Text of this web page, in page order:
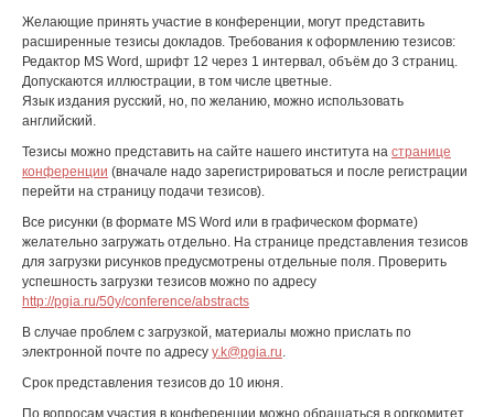
Желающие принять участие в конференции, могут представить
расширенные тезисы докладов. Требования к оформлению тезисов:
Редактор MS Word, шрифт 12 через 1 интервал, объём до 3 страниц.
Допускаются иллюстрации, в том числе цветные.
Язык издания русский, но, по желанию, можно использовать
английский.
Тезисы можно представить на сайте нашего института на странице
конференции (вначале надо зарегистрироваться и после регистрации
перейти на страницу подачи тезисов).
Все рисунки (в формате MS Word или в графическом формате)
желательно загружать отдельно. На странице представления тезисов
для загрузки рисунков предусмотрены отдельные поля. Проверить
успешность загрузки тезисов можно по адресу
http://pgia.ru/50y/conference/abstracts
В случае проблем с загрузкой, материалы можно прислать по
электронной почте по адресу y.k@pgia.ru.
Срок представления тезисов до 10 июня.
По вопросам участия в конференции можно обращаться в оргкомитет